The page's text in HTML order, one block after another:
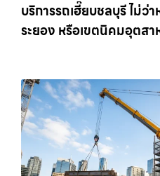
บริการรถเฮี๊ยบชลบุรี ไม่ว่
ระยอง หรือเขตนิคมอุตสา